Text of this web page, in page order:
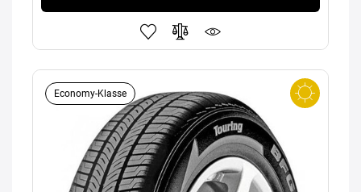
Economy-Klasse